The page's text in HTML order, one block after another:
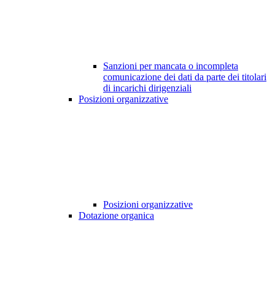
Sanzioni per mancata o incompleta
comunicazione dei dati da parte dei titolari
di incarichi dirigenziali
Posizioni organizzative
Posizioni organizzative
Dotazione organica